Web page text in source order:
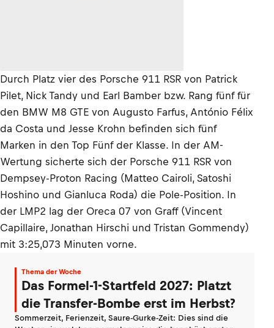
Durch Platz vier des Porsche 911 RSR von Patrick
Pilet, Nick Tandy und Earl Bamber bzw. Rang fünf für
den BMW M8 GTE von Augusto Farfus, António Félix
da Costa und Jesse Krohn befinden sich fünf
Marken in den Top Fünf der Klasse. In der AM-
Wertung sicherte sich der Porsche 911 RSR von
Dempsey-Proton Racing (Matteo Cairoli, Satoshi
Hoshino und Gianluca Roda) die Pole-Position. In
der LMP2 lag der Oreca 07 von Graff (Vincent
Capillaire, Jonathan Hirschi und Tristan Gommendy)
mit 3:25,073 Minuten vorne.
Thema der Woche
Das Formel-1-Startfeld 2027: Platzt
die Transfer-Bombe erst im Herbst?
Sommerzeit, Ferienzeit, Saure-Gurke-Zeit: Dies sind die